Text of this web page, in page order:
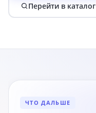
Перейти в каталог
ЧТО ДАЛЬШЕ